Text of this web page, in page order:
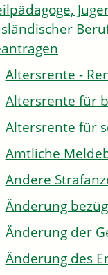
Altersrente -
Altersrente für
Altersrente für
Amtliche
Andere
Änderung
Änderung der
Änderung des